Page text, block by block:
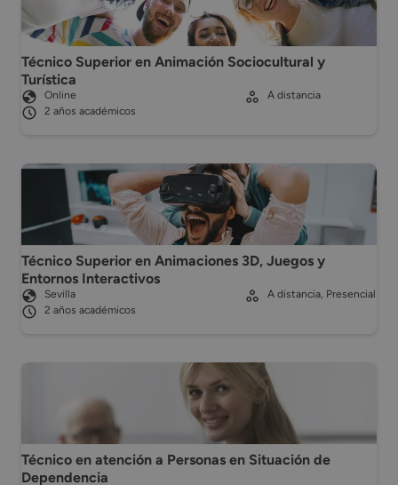
Técnico Superior en Animación Sociocultural y
Turística
Online
2 años académicos
A distancia
Técnico Superior en Animaciones 3D, Juegos y
Entornos Interactivos
Sevilla
2 años académicos
A distancia, Presencial
Técnico en atención a Personas en Situación de
Dependencia